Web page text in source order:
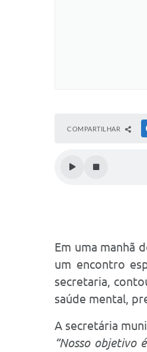
COMPARTILHAR
Em uma manhã
um encontro
secretaria,
saúde mental,
A secretária
“Nosso objetivo